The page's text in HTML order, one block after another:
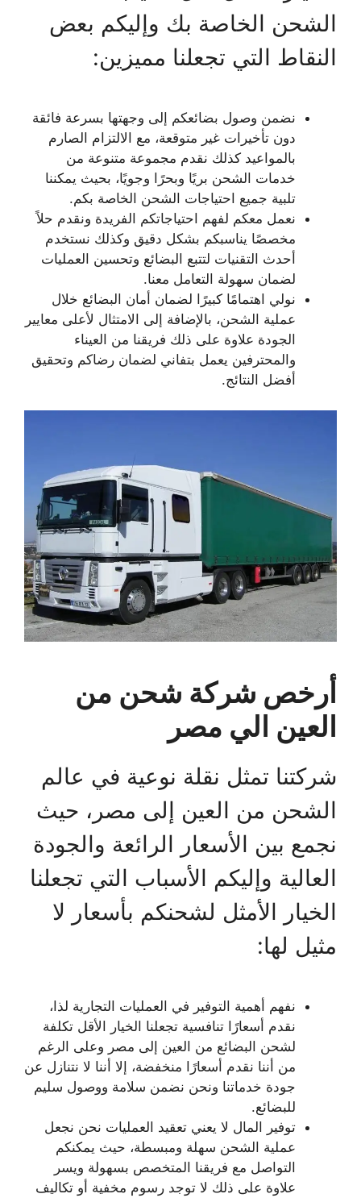
الشحن الخاصة بك وإليكم بعض
النقاط التي تجعلنا مميزين:
نضمن وصول بضائعكم إلى وجهتها بسرعة فائقة
دون تأخيرات غير متوقعة، مع الالتزام الصارم
بالمواعيد كذلك نقدم مجموعة متنوعة من
خدمات الشحن بريًا وبحرًا وجويًا، بحيث يمكننا
تلبية جميع احتياجات الشحن الخاصة بكم.
نعمل معكم لفهم احتياجاتكم الفريدة ونقدم حلاً
مخصصًا يناسبكم بشكل دقيق وكذلك نستخدم
أحدث التقنيات لتتبع البضائع وتحسين العمليات
لضمان سهولة التعامل معنا.
نولي اهتمامًا كبيرًا لضمان أمان البضائع خلال
عملية الشحن، بالإضافة إلى الامتثال لأعلى معايير
الجودة علاوة على ذلك فريقنا من العيناء
والمحترفين يعمل بتفاني لضمان رضاكم وتحقيق
أفضل النتائج.
أرخص شركة شحن من
العين الي مصر
شركتنا تمثل نقلة نوعية في عالم
الشحن من العين إلى مصر، حيث
نجمع بين الأسعار الرائعة والجودة
العالية وإليكم الأسباب التي تجعلنا
الخيار الأمثل لشحنكم بأسعار لا
مثيل لها:
نفهم أهمية التوفير في العمليات التجارية لذا،
نقدم أسعارًا تنافسية تجعلنا الخيار الأقل تكلفة
لشحن البضائع من العين إلى مصر وعلى الرغم
من أننا نقدم أسعارًا منخفضة، إلا أننا لا نتنازل عن
جودة خدماتنا ونحن نضمن سلامة ووصول سليم
للبضائع.
توفير المال لا يعني تعقيد العمليات نحن نجعل
عملية الشحن سهلة ومبسطة، حيث يمكنكم
التواصل مع فريقنا المتخصص بسهولة ويسر
علاوة على ذلك لا توجد رسوم مخفية أو تكاليف